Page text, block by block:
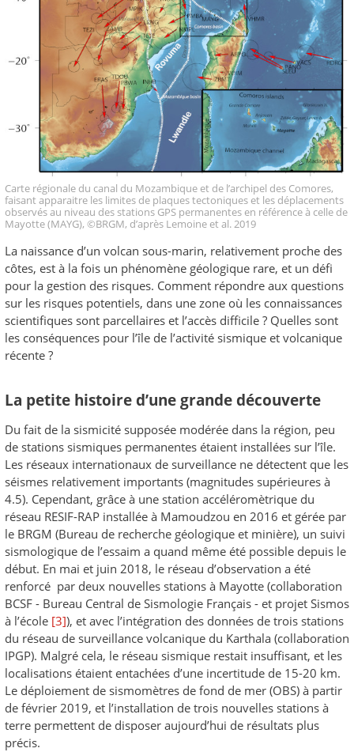
Carte régionale du canal du Mozambique et de l’archipel des Comores,
faisant apparaitre les limites de plaques tectoniques et les déplacements
observés au niveau des stations GPS permanentes en référence à celle de
Mayotte (MAYG), ©BRGM, d’après Lemoine et al. 2019
La naissance d’un volcan sous-marin, relativement proche des
côtes, est à la fois un phénomène géologique rare, et un défi
pour la gestion des risques. Comment répondre aux questions
sur les risques potentiels, dans une zone où les connaissances
scientifiques sont parcellaires et l’accès difficile ? Quelles sont
les conséquences pour l’île de l’activité sismique et volcanique
récente ?
La petite histoire d’une grande découverte
Du fait de la sismicité supposée modérée dans la région, peu
de stations sismiques permanentes étaient installées sur l’île.
Les réseaux internationaux de surveillance ne détectent que les
séismes relativement importants (magnitudes supérieures à
4.5). Cependant, grâce à une station accéléromètrique du
réseau RESIF-RAP installée à Mamoudzou en 2016 et gérée par
le BRGM (Bureau de recherche géologique et minière), un suivi
sismologique de l’essaim a quand même été possible depuis le
début. En mai et juin 2018, le réseau d’observation a été
renforcé par deux nouvelles stations à Mayotte (collaboration
BCSF - Bureau Central de Sismologie Français - et projet Sismos
à l’école [3]), et avec l’intégration des données de trois stations
du réseau de surveillance volcanique du Karthala (collaboration
IPGP). Malgré cela, le réseau sismique restait insuffisant, et les
localisations étaient entachées d’une incertitude de 15-20 km.
Le déploiement de sismomètres de fond de mer (OBS) à partir
de février 2019, et l’installation de trois nouvelles stations à
terre permettent de disposer aujourd’hui de résultats plus
précis.